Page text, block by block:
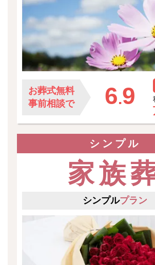
お葬式無料
事前相談で
6.9
シンプル
家族
シンプルプラン